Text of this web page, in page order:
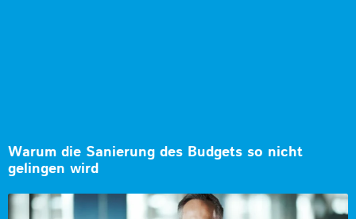
Warum die Sanierung des Budgets so nicht
gelingen wird